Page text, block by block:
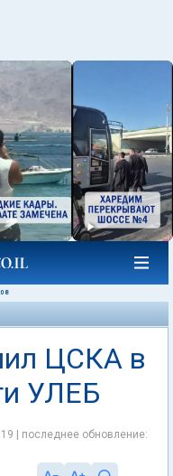
ЦСКА в
УЛЕБ
| последнее обновление: